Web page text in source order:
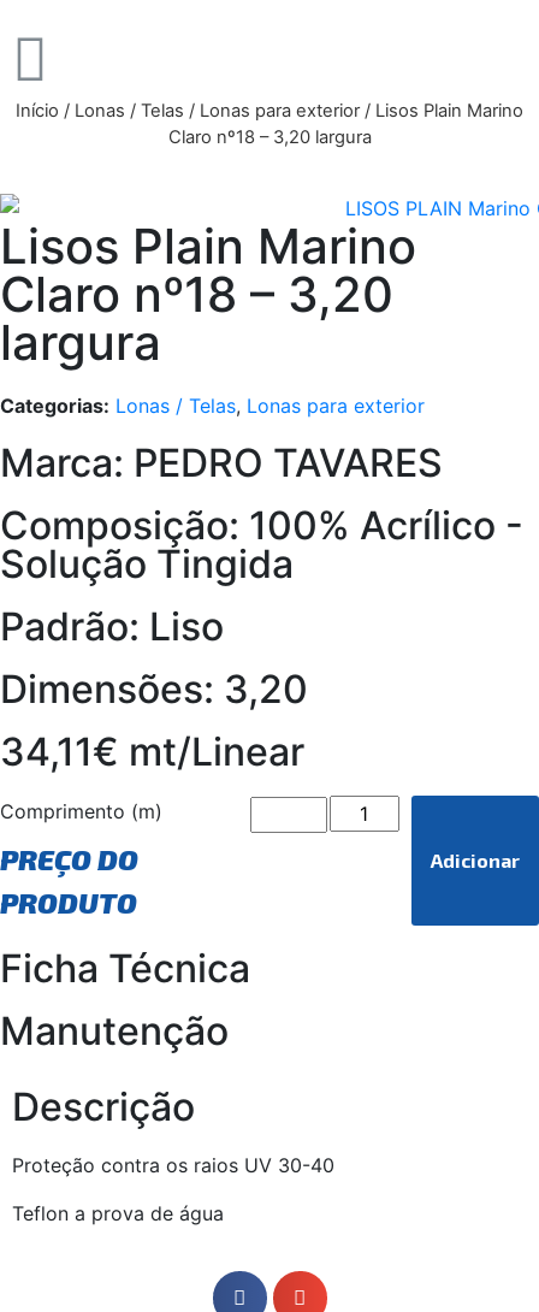
Início / Lonas / Telas / Lonas para exterior/ Lisos Plain Marino
Claro nº18 – 3,20 largura
Lisos Plain Marino
Claro nº18 – 3,20
largura
Categorias: Lonas / Telas, Lonas para exterior
Marca: PEDRO TAVARES
Composição: 100% Acrílico -
Solução Tingida
Padrão: Liso
Dimensões: 3,20
34,11€ mt/Linear
Comprimento (m)
PREÇO DO
PRODUTO
Adicionar
Ficha Técnica
Manutenção
Descrição
Proteção contra os raios UV 30-40
Teflon a prova de água